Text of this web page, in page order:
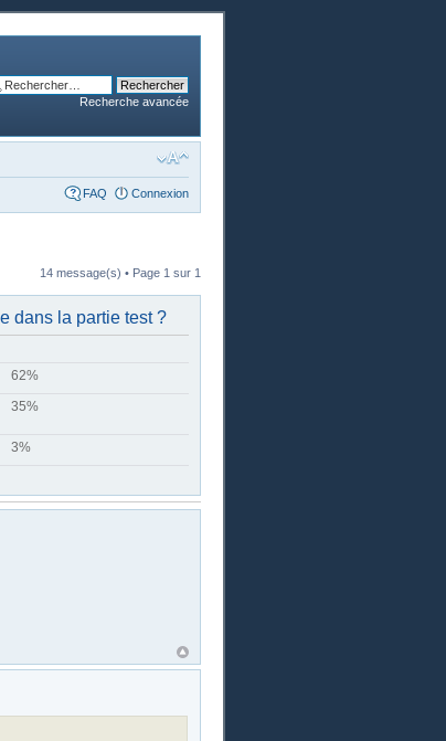
Recherche avancée
FAQ Connexion
14 message(s) • Page 1 sur 1
dans la partie test ?
62%
35%
3%